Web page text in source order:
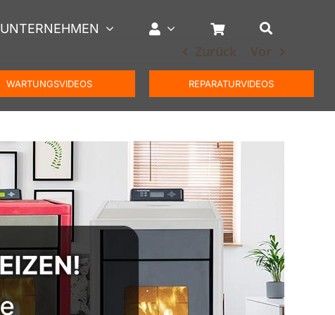
UNTERNEHMEN
WARTUNGSVIDEOS REPARATURVIDEOS
Zurück Vor